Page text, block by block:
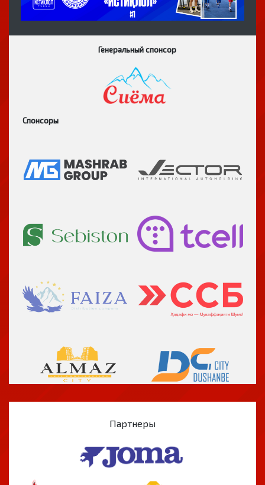
Генеральный спонсор
Спонсоры
Партнеры